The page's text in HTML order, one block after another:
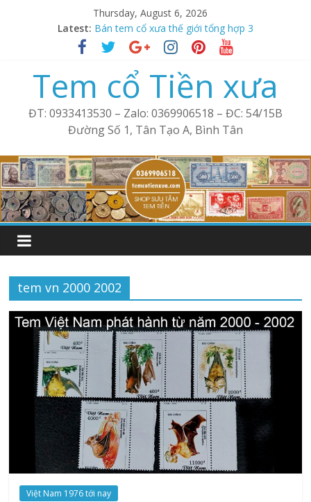
Thursday, August 6, 2026
Latest: Tem xưa thế giới tổng hợp 2
Bán tem cổ xưa thế giới tổng hợp 3
Bán tem xưa cổ thế giới tổng hợp 4
Phong bì Mỹ cổ – Tem xưa
Tem cổ thế giới tổng hợp 1
Tem cổ Tiền xưa
ĐT: 0933413530 – Zalo: 0369906518 – ĐC: 54/15B
Đường Số 1, Tân Tạo A, Bình Tân
tem vn 2000 2002
Việt Nam 1976 tới nay